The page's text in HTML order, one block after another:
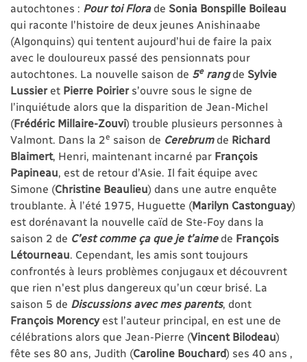
autochtones : Pour toi Florade Sonia Bonspille Boileau
qui raconte l’histoire de deux jeunes Anishinaabe
(Algonquins) qui tentent aujourd’hui de faire la paix
avec le douloureux passé des pensionnats pour
autochtones. La nouvelle saison de 5erangde Sylvie
Lussieret Pierre Poiriers’ouvre sous le signe de
l’inquiétude alors que la disparition de Jean-Michel
(Frédéric Millaire-Zouvi) trouble plusieurs personnes à
Valmont. Dans la 2e saison de Cerebrumde Richard
Blaimert, Henri, maintenant incarné par François
Papineau, est de retour d’Asie. Il fait équipe avec
Simone (Christine Beaulieu) dans une autre enquête
troublante. À l’été 1975, Huguette (Marilyn Castonguay)
est dorénavant la nouvelle caïd de Ste-Foy dans la
saison 2 de C’est comme ça que je t’aimede François
Létourneau. Cependant, les amis sont toujours
confrontés à leurs problèmes conjugaux et découvrent
que rien n'est plus dangereux qu’un cœur brisé. La
saison 5 de Discussions avec mes parents, dont
François Morency est l’auteur principal, en est une de
célébrations alors que Jean-Pierre (Vincent Bilodeau)
fête ses 80 ans, Judith (Caroline Bouchard) ses 40 ans ,